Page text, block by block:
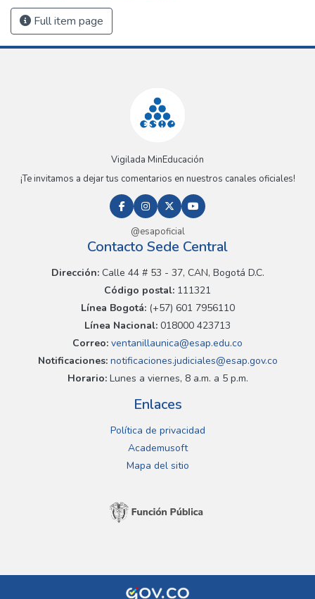
Full item page
Vigilada MinEducación
¡Te invitamos a dejar tus comentarios en nuestros canales oficiales!
@esapoficial
Contacto Sede Central
Dirección:Calle 44 # 53 - 37, CAN, Bogotá D.C.
Código postal: 111321
Línea Bogotá:(+57) 601 7956110
Línea Nacional: 018000 423713
Correo: ventanillaunica@esap.edu.co
Notificaciones:notificaciones.judiciales@esap.gov.co
Horario:Lunes a viernes, 8 a.m. a 5 p.m.
Enlaces
Política de privacidad
Academusoft
Mapa del sitio